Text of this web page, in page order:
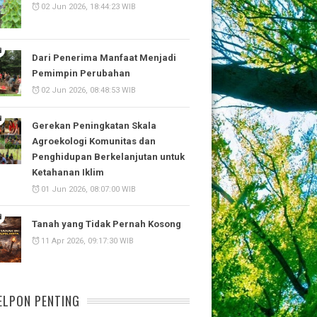
02 Jun 2026, 18:44:23 WIB
Dari Penerima Manfaat Menjadi
Pemimpin Perubahan
02 Jun 2026, 08:48:53 WIB
Gerekan Peningkatan Skala
Agroekologi Komunitas dan
Penghidupan Berkelanjutan untuk
Ketahanan Iklim
01 Jun 2026, 08:07:00 WIB
Tanah yang Tidak Pernah Kosong
11 Apr 2026, 09:17:30 WIB
PENTING